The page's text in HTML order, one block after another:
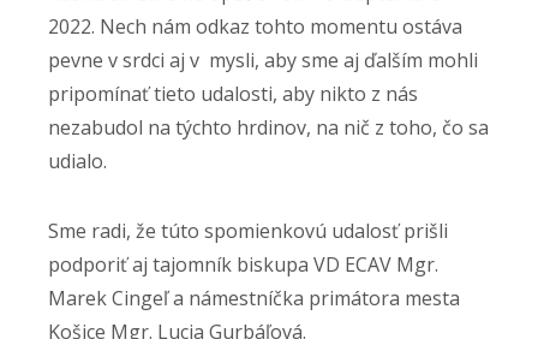
2022. Nech nám odkaz tohto momentu ostáva
pevne v srdci aj v mysli, aby sme aj ďalším mohli
pripomínať tieto udalosti, aby nikto z nás
nezabudol na týchto hrdinov, na nič z toho, čo sa
udialo.
Sme radi, že túto spomienkovú udalosť prišli
podporiť aj tajomník biskupa VD ECAV Mgr.
Marek Cingeľ a námestníčka primátora mesta
Košice Mgr. Lucia Gurbáľová.